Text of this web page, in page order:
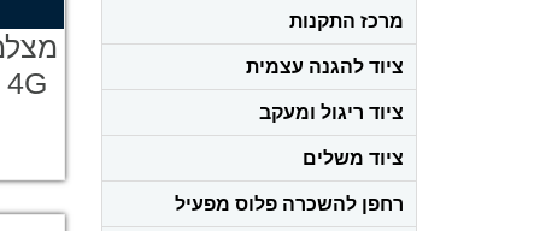
מרכז התקנות
ציוד להגנה עצמית
ציוד ריגול ומעקב
ציוד משלים
רחפן להשכרה פלוס מפעיל